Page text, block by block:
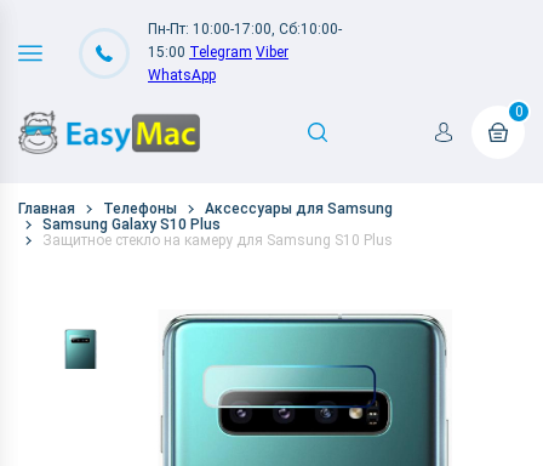
Пн-Пт: 10:00-17:00, Сб:10:00-
15:00 Telegram Viber
WhatsApp
0
Главная Телефоны
Аксессуары для Samsung
Samsung Galaxy S10 Plus
Защитное стекло на камеру для Samsung S10 Plus